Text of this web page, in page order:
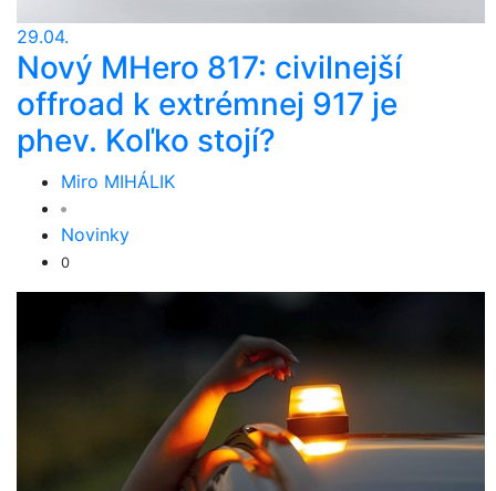
29.04.
Nový MHero 817: civilnejší
offroad k extrémnej 917 je
phev. Koľko stojí?
Miro MIHÁLIK
Novinky
0